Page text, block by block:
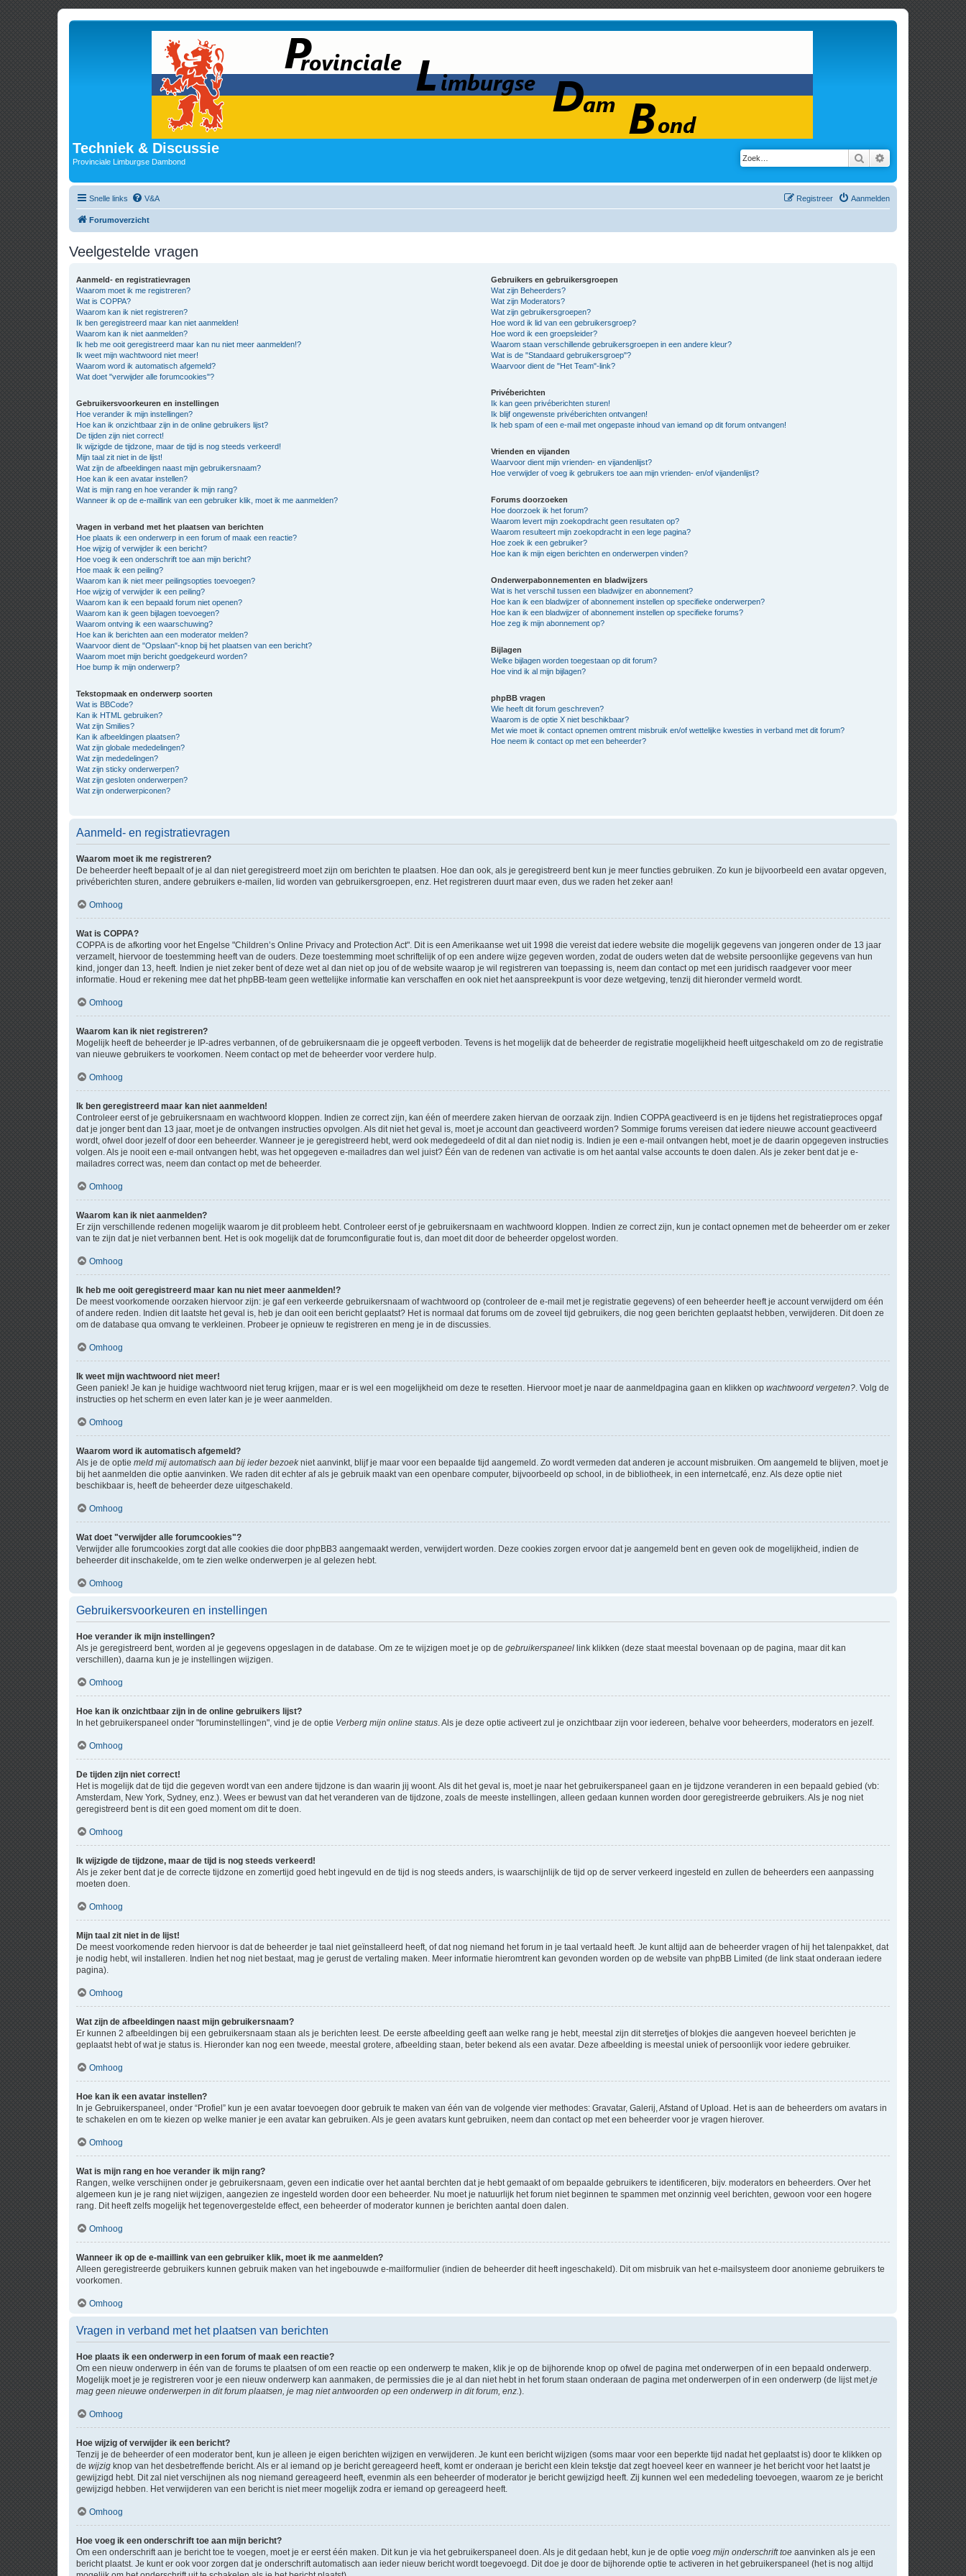
Techniek & Discussie
Provinciale Limburgse Dambond Zoek Uitgebreid zoeken
Snelle links V&A Aanmelden
Registreer
Forumoverzicht
Veelgestelde vragen
Aanmeld- en registratievragen
Waarom moet ik me registreren?
Wat is COPPA?
Waarom kan ik niet registreren?
Ik ben geregistreerd maar kan niet aanmelden!
Waarom kan ik niet aanmelden?
Ik heb me ooit geregistreerd maar kan nu niet meer aanmelden!?
Ik weet mijn wachtwoord niet meer!
Waarom word ik automatisch afgemeld?
Wat doet "verwijder alle forumcookies"?
Gebruikersvoorkeuren en instellingen
Hoe verander ik mijn instellingen?
Hoe kan ik onzichtbaar zijn in de online gebruikers lijst?
De tijden zijn niet correct!
Ik wijzigde de tijdzone, maar de tijd is nog steeds verkeerd!
Mijn taal zit niet in de lijst!
Wat zijn de afbeeldingen naast mijn gebruikersnaam?
Hoe kan ik een avatar instellen?
Wat is mijn rang en hoe verander ik mijn rang?
Wanneer ik op de e-maillink van een gebruiker klik, moet ik me aanmelden?
Vragen in verband met het plaatsen van berichten
Hoe plaats ik een onderwerp in een forum of maak een reactie?
Hoe wijzig of verwijder ik een bericht?
Hoe voeg ik een onderschrift toe aan mijn bericht?
Hoe maak ik een peiling?
Waarom kan ik niet meer peilingsopties toevoegen?
Hoe wijzig of verwijder ik een peiling?
Waarom kan ik een bepaald forum niet openen?
Waarom kan ik geen bijlagen toevoegen?
Waarom ontving ik een waarschuwing?
Hoe kan ik berichten aan een moderator melden?
Waarvoor dient de "Opslaan"-knop bij het plaatsen van een bericht?
Waarom moet mijn bericht goedgekeurd worden?
Hoe bump ik mijn onderwerp?
Tekstopmaak en onderwerp soorten
Wat is BBCode?
Kan ik HTML gebruiken?
Wat zijn Smilies?
Kan ik afbeeldingen plaatsen?
Wat zijn globale mededelingen?
Wat zijn mededelingen?
Wat zijn sticky onderwerpen?
Wat zijn gesloten onderwerpen?
Wat zijn onderwerpiconen?
Gebruikers en gebruikersgroepen
Wat zijn Beheerders?
Wat zijn Moderators?
Wat zijn gebruikersgroepen?
Hoe word ik lid van een gebruikersgroep?
Hoe word ik een groepsleider?
Waarom staan verschillende gebruikersgroepen in een andere kleur?
Wat is de "Standaard gebruikersgroep"?
Waarvoor dient de "Het Team"-link?
Privéberichten
Ik kan geen privéberichten sturen!
Ik blijf ongewenste privéberichten ontvangen!
Ik heb spam of een e-mail met ongepaste inhoud van iemand op dit forum ontvangen!
Vrienden en vijanden
Waarvoor dient mijn vrienden- en vijandenlijst?
Hoe verwijder of voeg ik gebruikers toe aan mijn vrienden- en/of vijandenlijst?
Forums doorzoeken
Hoe doorzoek ik het forum?
Waarom levert mijn zoekopdracht geen resultaten op?
Waarom resulteert mijn zoekopdracht in een lege pagina?
Hoe zoek ik een gebruiker?
Hoe kan ik mijn eigen berichten en onderwerpen vinden?
Onderwerpabonnementen en bladwijzers
Wat is het verschil tussen een bladwijzer en abonnement?
Hoe kan ik een bladwijzer of abonnement instellen op specifieke onderwerpen?
Hoe kan ik een bladwijzer of abonnement instellen op specifieke forums?
Hoe zeg ik mijn abonnement op?
Bijlagen
Welke bijlagen worden toegestaan op dit forum?
Hoe vind ik al mijn bijlagen?
phpBB vragen
Wie heeft dit forum geschreven?
Waarom is de optie X niet beschikbaar?
Met wie moet ik contact opnemen omtrent misbruik en/of wettelijke kwesties in verband met dit forum?
Hoe neem ik contact op met een beheerder?
Aanmeld- en registratievragen
Waarom moet ik me registreren?
De beheerder heeft bepaalt of je al dan niet geregistreerd moet zijn om berichten te plaatsen. Hoe dan ook, als je geregistreerd bent kun je meer functies gebruiken. Zo kun je bijvoorbeeld een avatar opgeven,
privéberichten sturen, andere gebruikers e-mailen, lid worden van gebruikersgroepen, enz. Het registreren duurt maar even, dus we raden het zeker aan!
Omhoog
Wat is COPPA?
COPPA is de afkorting voor het Engelse "Children’s Online Privacy and Protection Act". Dit is een Amerikaanse wet uit 1998 die vereist dat iedere website die mogelijk gegevens van jongeren onder de 13 jaar
verzamelt, hiervoor de toestemming heeft van de ouders. Deze toestemming moet schriftelijk of op een andere wijze gegeven worden, zodat de ouders weten dat de website persoonlijke gegevens van hun
kind, jonger dan 13, heeft. Indien je niet zeker bent of deze wet al dan niet op jou of de website waarop je wil registreren van toepassing is, neem dan contact op met een juridisch raadgever voor meer
informatie. Houd er rekening mee dat het phpBB-team geen wettelijke informatie kan verschaffen en ook niet het aanspreekpunt is voor deze wetgeving, tenzij dit hieronder vermeld wordt.
Omhoog
Waarom kan ik niet registreren?
Mogelijk heeft de beheerder je IP-adres verbannen, of de gebruikersnaam die je opgeeft verboden. Tevens is het mogelijk dat de beheerder de registratie mogelijkheid heeft uitgeschakeld om zo de registratie
van nieuwe gebruikers te voorkomen. Neem contact op met de beheerder voor verdere hulp.
Omhoog
Ik ben geregistreerd maar kan niet aanmelden!
Controleer eerst of je gebruikersnaam en wachtwoord kloppen. Indien ze correct zijn, kan één of meerdere zaken hiervan de oorzaak zijn. Indien COPPA geactiveerd is en je tijdens het registratieproces opgaf
dat je jonger bent dan 13 jaar, moet je de ontvangen instructies opvolgen. Als dit niet het geval is, moet je account dan geactiveerd worden? Sommige forums vereisen dat iedere nieuwe account geactiveerd
wordt, ofwel door jezelf of door een beheerder. Wanneer je je geregistreerd hebt, werd ook medegedeeld of dit al dan niet nodig is. Indien je een e-mail ontvangen hebt, moet je de daarin opgegeven instructies
volgen. Als je nooit een e-mail ontvangen hebt, was het opgegeven e-mailadres dan wel juist? Één van de redenen van activatie is om het aantal valse accounts te doen dalen. Als je zeker bent dat je e-
mailadres correct was, neem dan contact op met de beheerder.
Omhoog
Waarom kan ik niet aanmelden?
Er zijn verschillende redenen mogelijk waarom je dit probleem hebt. Controleer eerst of je gebruikersnaam en wachtwoord kloppen. Indien ze correct zijn, kun je contact opnemen met de beheerder om er zeker
van te zijn dat je niet verbannen bent. Het is ook mogelijk dat de forumconfiguratie fout is, dan moet dit door de beheerder opgelost worden.
Omhoog
Ik heb me ooit geregistreerd maar kan nu niet meer aanmelden!?
De meest voorkomende oorzaken hiervoor zijn: je gaf een verkeerde gebruikersnaam of wachtwoord op (controleer de e-mail met je registratie gegevens) of een beheerder heeft je account verwijderd om één
of andere reden. Indien dit laatste het geval is, heb je dan ooit een bericht geplaatst? Het is normaal dat forums om de zoveel tijd gebruikers, die nog geen berichten geplaatst hebben, verwijderen. Dit doen ze
om de database qua omvang te verkleinen. Probeer je opnieuw te registreren en meng je in de discussies.
Omhoog
Ik weet mijn wachtwoord niet meer!
Geen paniek! Je kan je huidige wachtwoord niet terug krijgen, maar er is wel een mogelijkheid om deze te resetten. Hiervoor moet je naar de aanmeldpagina gaan en klikken op wachtwoord vergeten? . Volg de
instructies op het scherm en even later kan je je weer aanmelden.
Omhoog
Waarom word ik automatisch afgemeld?
Als je de optie meld mij automatisch aan bij ieder bezoekniet aanvinkt, blijf je maar voor een bepaalde tijd aangemeld. Zo wordt vermeden dat anderen je account misbruiken. Om aangemeld te blijven, moet je
bij het aanmelden die optie aanvinken. We raden dit echter af als je gebruik maakt van een openbare computer, bijvoorbeeld op school, in de bibliotheek, in een internetcafé, enz. Als deze optie niet
beschikbaar is, heeft de beheerder deze uitgeschakeld.
Omhoog
Wat doet "verwijder alle forumcookies"?
Verwijder alle forumcookies zorgt dat alle cookies die door phpBB3 aangemaakt werden, verwijdert worden. Deze cookies zorgen ervoor dat je aangemeld bent en geven ook de mogelijkheid, indien de
beheerder dit inschakelde, om te zien welke onderwerpen je al gelezen hebt.
Omhoog
Gebruikersvoorkeuren en instellingen
Hoe verander ik mijn instellingen?
Als je geregistreerd bent, worden al je gegevens opgeslagen in de database. Om ze te wijzigen moet je op de gebruikerspaneel link klikken (deze staat meestal bovenaan op de pagina, maar dit kan
verschillen), daarna kun je je instellingen wijzigen.
Omhoog
Hoe kan ik onzichtbaar zijn in de online gebruikers lijst?
In het gebruikerspaneel onder "foruminstellingen", vind je de optie Verberg mijn online status . Als je deze optie activeert zul je onzichtbaar zijn voor iedereen, behalve voor beheerders, moderators en jezelf.
Omhoog
De tijden zijn niet correct!
Het is mogelijk dat de tijd die gegeven wordt van een andere tijdzone is dan waarin jij woont. Als dit het geval is, moet je naar het gebruikerspaneel gaan en je tijdzone veranderen in een bepaald gebied (vb:
Amsterdam, New York, Sydney, enz.). Wees er bewust van dat het veranderen van de tijdzone, zoals de meeste instellingen, alleen gedaan kunnen worden door geregistreerde gebruikers. Als je nog niet
geregistreerd bent is dit een goed moment om dit te doen.
Omhoog
Ik wijzigde de tijdzone, maar de tijd is nog steeds verkeerd!
Als je zeker bent dat je de correcte tijdzone en zomertijd goed hebt ingevuld en de tijd is nog steeds anders, is waarschijnlijk de tijd op de server verkeerd ingesteld en zullen de beheerders een aanpassing
moeten doen.
Omhoog
Mijn taal zit niet in de lijst!
De meest voorkomende reden hiervoor is dat de beheerder je taal niet geïnstalleerd heeft, of dat nog niemand het forum in je taal vertaald heeft. Je kunt altijd aan de beheerder vragen of hij het talenpakket, dat
je nodig hebt, wil installeren. Indien het nog niet bestaat, mag je gerust de vertaling maken. Meer informatie hieromtrent kan gevonden worden op de website van phpBB Limited (de link staat onderaan iedere
pagina).
Omhoog
Wat zijn de afbeeldingen naast mijn gebruikersnaam?
Er kunnen 2 afbeeldingen bij een gebruikersnaam staan als je berichten leest. De eerste afbeelding geeft aan welke rang je hebt, meestal zijn dit sterretjes of blokjes die aangeven hoeveel berichten je
geplaatst hebt of wat je status is. Hieronder kan nog een tweede, meestal grotere, afbeelding staan, beter bekend als een avatar. Deze afbeelding is meestal uniek of persoonlijk voor iedere gebruiker.
Omhoog
Hoe kan ik een avatar instellen?
In je Gebruikerspaneel, onder “Profiel” kun je een avatar toevoegen door gebruik te maken van één van de volgende vier methodes: Gravatar, Galerij, Afstand of Upload. Het is aan de beheerders om avatars in
te schakelen en om te kiezen op welke manier je een avatar kan gebruiken. Als je geen avatars kunt gebruiken, neem dan contact op met een beheerder voor je vragen hierover.
Omhoog
Wat is mijn rang en hoe verander ik mijn rang?
Rangen, welke verschijnen onder je gebruikersnaam, geven een indicatie over het aantal berchten dat je hebt gemaakt of om bepaalde gebruikers te identificeren, bijv. moderators en beheerders. Over het
algemeen kun je je rang niet wijzigen, aangezien ze ingesteld worden door een beheerder. Nu moet je natuurlijk het forum niet beginnen te spammen met onzinnig veel berichten, gewoon voor een hogere
rang. Dit heeft zelfs mogelijk het tegenovergestelde effect, een beheerder of moderator kunnen je berichten aantal doen dalen.
Omhoog
Wanneer ik op de e-maillink van een gebruiker klik, moet ik me aanmelden?
Alleen geregistreerde gebruikers kunnen gebruik maken van het ingebouwde e-mailformulier (indien de beheerder dit heeft ingeschakeld). Dit om misbruik van het e-mailsysteem door anonieme gebruikers te
voorkomen.
Omhoog
Vragen in verband met het plaatsen van berichten
Hoe plaats ik een onderwerp in een forum of maak een reactie?
Om een nieuw onderwerp in één van de forums te plaatsen of om een reactie op een onderwerp te maken, klik je op de bijhorende knop op ofwel de pagina met onderwerpen of in een bepaald onderwerp.
Mogelijk moet je je registreren voor je een nieuw onderwerp kan aanmaken, de permissies die je al dan niet hebt in het forum staan onderaan de pagina met onderwerpen of in een onderwerp (de lijst met je
mag geen nieuwe onderwerpen in dit forum plaatsen, je mag niet antwoorden op een onderwerp in dit forum, enz. ).
Omhoog
Hoe wijzig of verwijder ik een bericht?
Tenzij je de beheerder of een moderator bent, kun je alleen je eigen berichten wijzigen en verwijderen. Je kunt een bericht wijzigen (soms maar voor een beperkte tijd nadat het geplaatst is) door te klikken op
de wijzig knop van het desbetreffende bericht. Als er al iemand op je bericht gereageerd heeft, komt er onderaan je bericht een klein tekstje dat zegt hoeveel keer en wanneer je het bericht voor het laatst je
gewijzigd hebt. Dit zal niet verschijnen als nog niemand gereageerd heeft, evenmin als een beheerder of moderator je bericht gewijzigd heeft. Zij kunnen wel een mededeling toevoegen, waarom ze je bericht
gewijzigd hebben. Het verwijderen van een bericht is niet meer mogelijk zodra er iemand op gereageerd heeft.
Omhoog
Hoe voeg ik een onderschrift toe aan mijn bericht?
Om een onderschrift aan je bericht toe te voegen, moet je er eerst één maken. Dit kun je via het gebruikerspaneel doen. Als je dit gedaan hebt, kun je de optie voeg mijn onderschrift toe aanvinken als je een
bericht plaatst. Je kunt er ook voor zorgen dat je onderschrift automatisch aan ieder nieuw bericht wordt toegevoegd. Dit doe je door de bijhorende optie te activeren in het gebruikerspaneel (het is nog altijd